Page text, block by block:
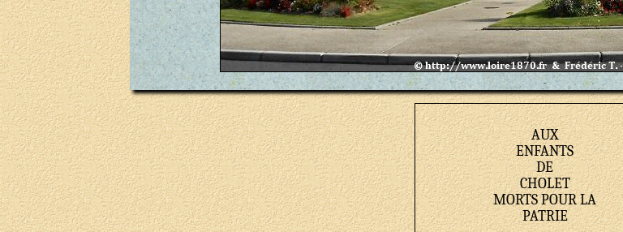
-
AUX
ENFANTS
DE
CHOLET
MORTS POUR LA
PATRIE